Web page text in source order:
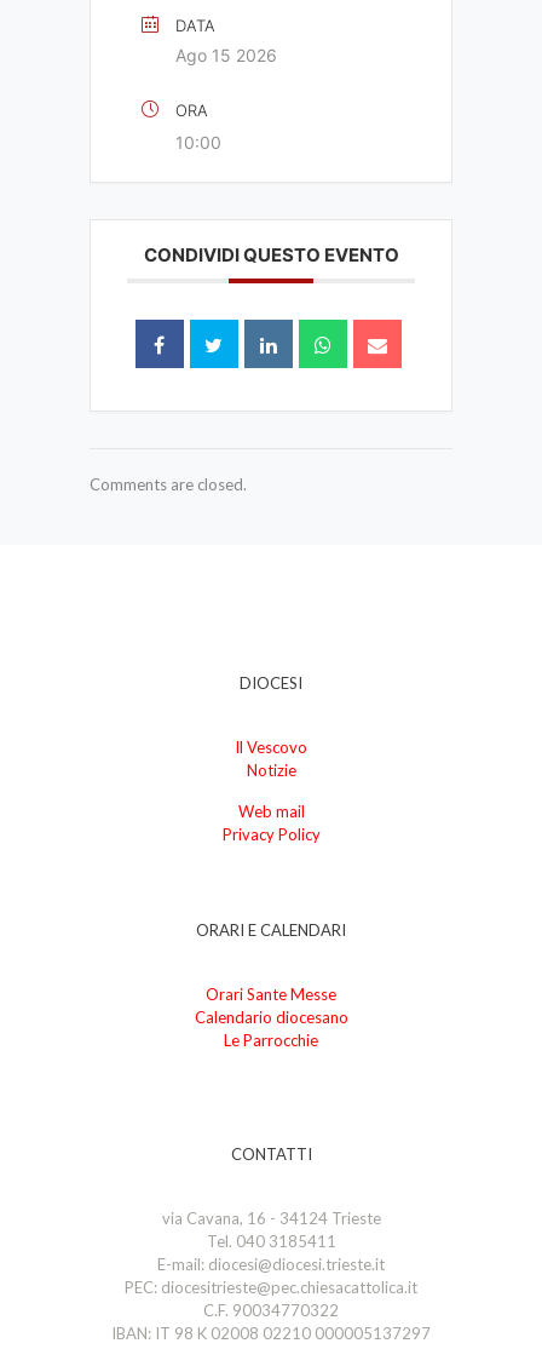
DATA
Ago 15 2026
ORA
10:00
CONDIVIDI QUESTO EVENTO
Comments are closed.
DIOCESI
Il Vescovo
Notizie
Web mail
Privacy Policy
ORARI E CALENDARI
Orari Sante Messe
Calendario diocesano
Le Parrocchie
CONTATTI
via Cavana, 16 - 34124 Trieste
Tel. 040 3185411
E-mail: diocesi@diocesi.trieste.it
PEC: diocesitrieste@pec.chiesacattolica.it
C.F. 90034770322
IBAN: IT 98 K 02008 02210 000005137297